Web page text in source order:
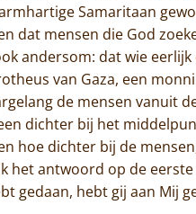
Samaritaan
dat mensen die God
andersom: dat wie
van Gaza, een
de mensen vanuit
dichter bij het
hoe dichter bij de
het antwoord op de
gedaan, hebt gij aan Mij